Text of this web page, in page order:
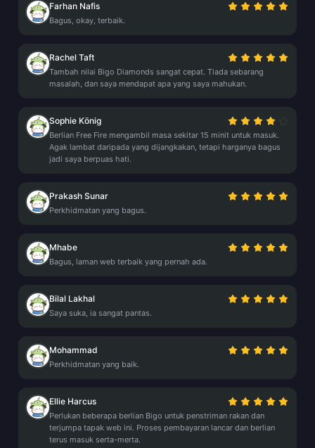
Farhan Nafis
Bagus, okay, terbaik.
Rachel Taft
Tambah nilai Bigo Diamonds sangat cepat. Tiada sebarang
masalah, dan saya mendapat apa yang saya mahukan.
Sophie König
Berlian Free Fire mengambil masa sekitar 15 minit untuk masuk.
Agak lambat daripada yang dijangkakan, tetapi harganya bagus
jadi saya berpuas hati.
Prakash Sunar
Perkhidmatan yang bagus.
Mhabe
Bagus, laman web terbaik yang pernah ada.
Bilal Lakhal
Saya suka, ia sangat pantas.
Mohammad
Perkhidmatan yang baik.
Ellie Harcus
Perlukan beberapa berlian Bigo untuk penstriman rakan dan
terjumpa tapak web ini. Proses pembayaran lancar dan berlian
terus masuk serta-merta.